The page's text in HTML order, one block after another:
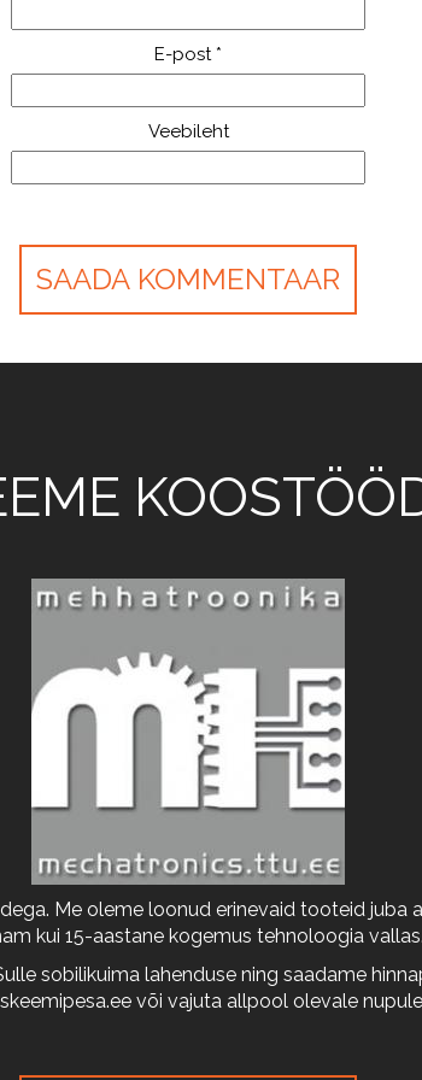
E-post *
Veebileht
Me oleme loonud erinevaid tooteid juba
kui 15-aastane kogemus tehnoloogia vallas.
sobilikuima lahenduse ning saadame
või vajuta allpool olevale